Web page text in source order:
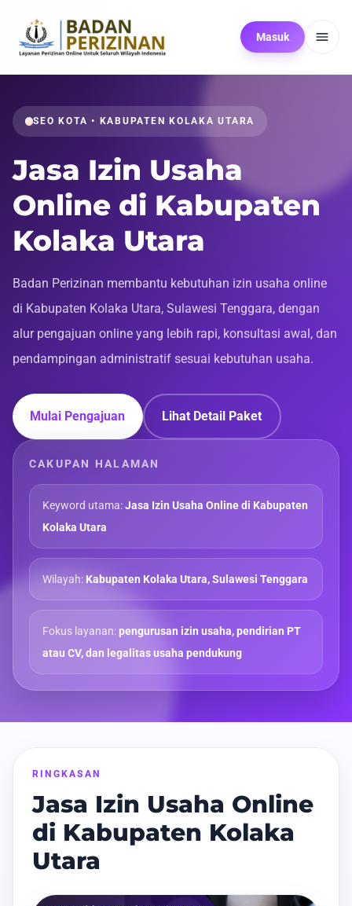
Masuk
SEO KOTA • KABUPATEN KOLAKA UTARA
Jasa Izin Usaha
Online di Kabupaten
Kolaka Utara
Badan Perizinan membantu kebutuhan izin usaha online
di Kabupaten Kolaka Utara, Sulawesi Tenggara, dengan
alur pengajuan online yang lebih rapi, konsultasi awal, dan
pendampingan administratif sesuai kebutuhan usaha.
Mulai Pengajuan Lihat Detail Paket
CAKUPAN HALAMAN
Keyword utama:Jasa Izin Usaha Online di Kabupaten
Kolaka Utara
Wilayah:Kabupaten Kolaka Utara, Sulawesi Tenggara
Fokus layanan:pengurusan izin usaha, pendirian PT
atau CV, dan legalitas usaha pendukung
RINGKASAN
Jasa Izin Usaha Online
di Kabupaten Kolaka
Utara